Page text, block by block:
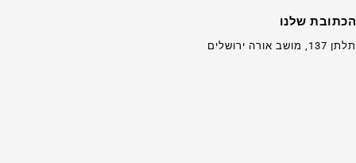
הכתובת שלנו
תלתן 137, מושב אורה ירושלים